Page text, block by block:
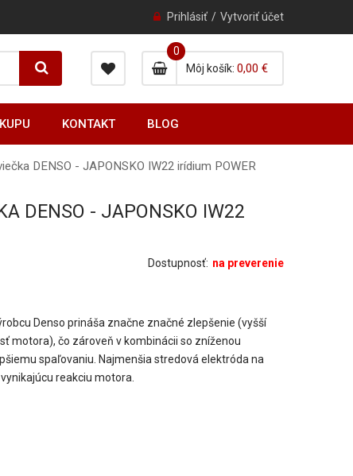
Prihlásiť Vytvoriť účet
Môj košík 0 item
0
0 item
0,00 €
KONTAKT BLOG
DENSO - JAPONSKO IW22 irídium POWER
DENSO - JAPONSKO IW22
Dostupnosť: na preverenie
Denso prináša značne značné zlepšenie (vyšší
motora), čo zároveň v kombinácii so zníženou
spaľovaniu. Najmenšia stredová elektróda na
reakciu motora.